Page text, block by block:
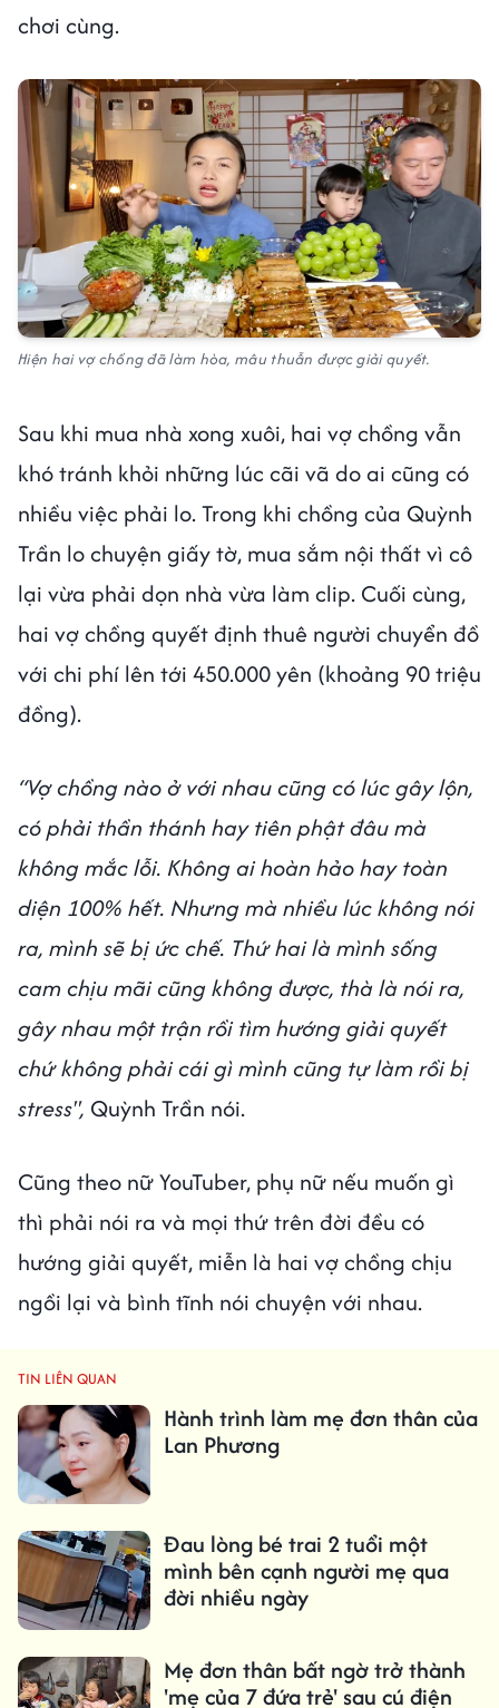
chơi cùng.
Hiện hai vợ chồng đã làm hòa, mâu thuẫn được giải quyết.
Sau khi mua nhà xong xuôi, hai vợ chồng vẫn
khó tránh khỏi những lúc cãi vã do ai cũng có
nhiều việc phải lo. Trong khi chồng của Quỳnh
Trần lo chuyện giấy tờ, mua sắm nội thất vì cô
lại vừa phải dọn nhà vừa làm clip. Cuối cùng,
hai vợ chồng quyết định thuê người chuyển đồ
với chi phí lên tới 450.000 yên (khoảng 90 triệu
đồng).
“Vợ chồng nào ở với nhau cũng có lúc gây lộn,
có phải thần thánh hay tiên phật đâu mà
không mắc lỗi. Không ai hoàn hảo hay toàn
diện 100% hết. Nhưng mà nhiều lúc không nói
ra, mình sẽ bị ức chế. Thứ hai là mình sống
cam chịu mãi cũng không được, thà là nói ra,
gây nhau một trận rồi tìm hướng giải quyết
chứ không phải cái gì mình cũng tự làm rồi bị
stress", Quỳnh Trần nói.
Cũng theo nữ YouTuber, phụ nữ nếu muốn gì
thì phải nói ra và mọi thứ trên đời đều có
hướng giải quyết, miễn là hai vợ chồng chịu
ngồi lại và bình tĩnh nói chuyện với nhau.
TIN LIÊN QUAN
Hành trình làm mẹ đơn thân của
Lan Phương
Đau lòng bé trai 2 tuổi một
mình bên cạnh người mẹ qua
đời nhiều ngày
Mẹ đơn thân bất ngờ trở thành
'mẹ của 7 đứa trẻ' sau cú điện